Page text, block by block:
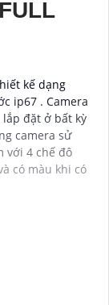
kế dạng
ip67 . Camera
đặt ở bất kỳ
camera sử
với 4 chế đô
có màu khi có
sắc nét là
cao